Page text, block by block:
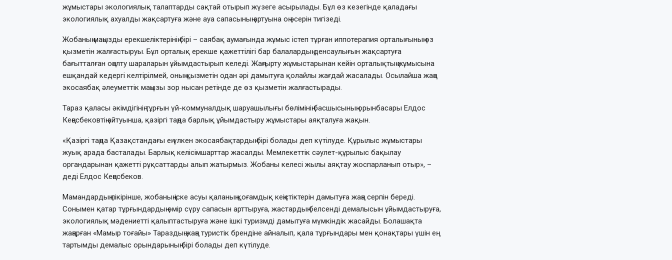
жұмыстары экологиялық талаптарды сақтай отырып жүзеге асырылады. Бұл өз кезегінде қаладағы
экологиялық ахуалды жақсартуға және ауа сапасының артуына оң әсерін тигізеді.
Жобаның маңызды ерекшеліктерінің бірі – саябақ аумағында жұмыс істеп тұрған иппотерапия орталығының өз
қызметін жалғастыруы. Бұл орталық ерекше қажеттілігі бар балалардың денсаулығын жақсартуға
бағытталған оңалту шараларын ұйымдастырып келеді. Жаңғырту жұмыстарынан кейін орталықтың жұмысына
ешқандай кедергі келтірілмей, оның қызметін одан әрі дамытуға қолайлы жағдай жасалады. Осылайша жаңа
экосаябақ әлеуметтік маңызы зор нысан ретінде де өз қызметін жалғастырады.
Тараз қаласы әкімдігінің тұрғын үй-коммуналдық шаруашылығы бөлімінің басшысының орынбасары Елдос
Кеңесбековтің айтуынша, қазіргі таңда барлық ұйымдастыру жұмыстары аяқталуға жақын.
«Қазіргі таңда Қазақстандағы ең үлкен экосаябақтардың бірі болады деп күтілуде. Құрылыс жұмыстары
жуық арада басталады. Барлық келісімшарттар жасалды. Мемлекеттік сәулет-құрылыс бақылау
органдарынан қажетті рұқсаттарды алып жатырмыз. Жобаны келесі жылы аяқтау жоспарланып отыр», –
деді Елдос Кеңесбеков.
Мамандардың пікірінше, жобаның іске асуы қаланың қоғамдық кеңістіктерін дамытуға жаңа серпін береді.
Сонымен қатар тұрғындардың өмір сүру сапасын арттыруға, жастардың белсенді демалысын ұйымдастыруға,
экологиялық мәдениетті қалыптастыруға және ішкі туризмді дамытуға мүмкіндік жасайды. Болашақта
жаңарған «Мамыр тоғайы» Тараздың жаңа туристік брендіне айналып, қала тұрғындары мен қонақтары үшін ең
тартымды демалыс орындарының бірі болады деп күтілуде.